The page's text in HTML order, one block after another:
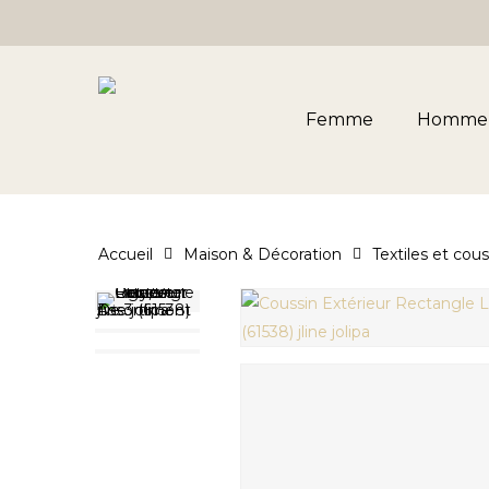
to
Femme Homme
Accueil Maison & Décoration Textiles et